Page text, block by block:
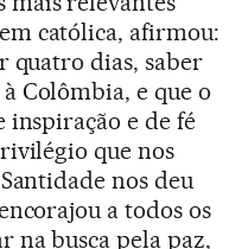
católica, afirmou:
quatro dias, saber
Colômbia, e que o
inspiração e de fé
que nos
nos deu
a todos os
na busca pela paz,